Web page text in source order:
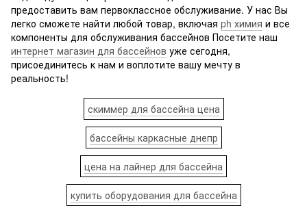
предоставить вам первоклассное обслуживание. У нас Вы
легко сможете найти любой товар, включая ph химия и все
компоненты для обслуживания бассейнов Посетите наш
интернет магазин для бассейнов уже сегодня,
присоединитесь к нам и воплотите вашу мечту в
реальность!
скиммер для бассейна цена
бассейны каркасные днепр
цена на лайнер для бассейна
купить оборудования для бассейна